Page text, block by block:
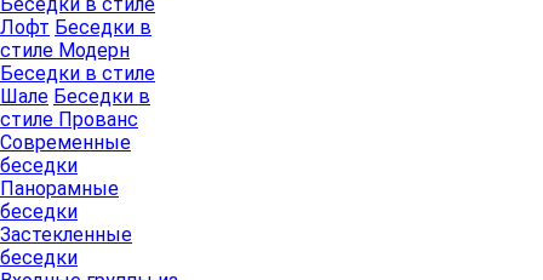
Лофт Беседки в
стиле Модерн
Беседки в стиле
Шале Беседки в
стиле Прованс
Современные
беседки
Панорамные
беседки
Застекленные
беседки